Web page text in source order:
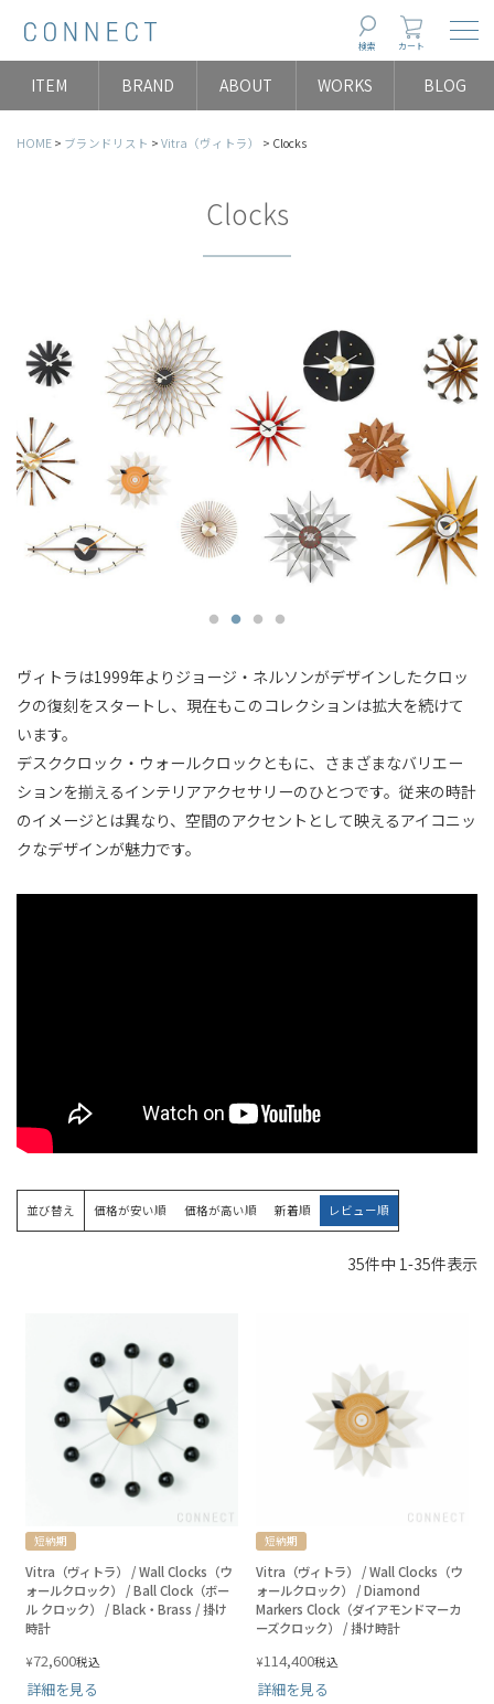
検索 カート
ITEM BRAND ABOUT WORKS BLOG
HOME ブランドリスト Vitra（ヴィトラ） Clocks
Clocks
ヴィトラは1999年よりジョージ・ネルソンがデザインしたクロッ
クの復刻をスタートし、現在もこのコレクションは拡大を続けて
います。
デスククロック・ウォールクロックともに、さまざまなバリエー
ションを揃えるインテリアアクセサリーのひとつです。従来の時計
のイメージとは異なり、空間のアクセントとして映えるアイコニッ
クなデザインが魅力です。
並び替え 価格が安い順 価格が高い順 新着順 レビュー順
35件中 1 -35件表示
短納期
Vitra（ヴィトラ） / Wall Clocks（ウ
ォールクロック） / Ball Clock（ボー
ル クロック） / Black・Brass / 掛け
時計
¥72,600税込
詳細を見る
短納期
Vitra（ヴィトラ） / Wall Clocks（ウ
ォールクロック） / Diamond
Markers Clock（ダイアモンドマーカ
ーズクロック） / 掛け時計
¥114,400税込
詳細を見る